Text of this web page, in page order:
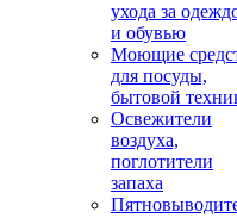
ухода за
и обувью
Моющие
для посуды,
бытовой
Освежители
воздуха,
поглотители
запаха